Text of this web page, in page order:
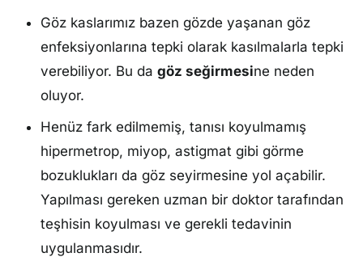
Göz kaslarımız bazen gözde yaşanan göz
enfeksiyonlarına tepki olarak kasılmalarla tepki
verebiliyor. Bu da göz seğirmesine neden
oluyor.
Henüz fark edilmemiş, tanısı koyulmamış
hipermetrop, miyop, astigmat gibi görme
bozuklukları da göz seyirmesine yol açabilir.
Yapılması gereken uzman bir doktor tarafından
teşhisin koyulması ve gerekli tedavinin
uygulanmasıdır.